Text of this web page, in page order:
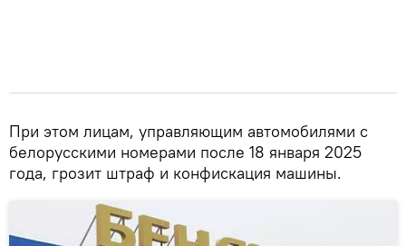
При этом лицам, управляющим автомобилями с
белорусскими номерами после 18 января 2025
года, грозит штраф и конфискация машины.